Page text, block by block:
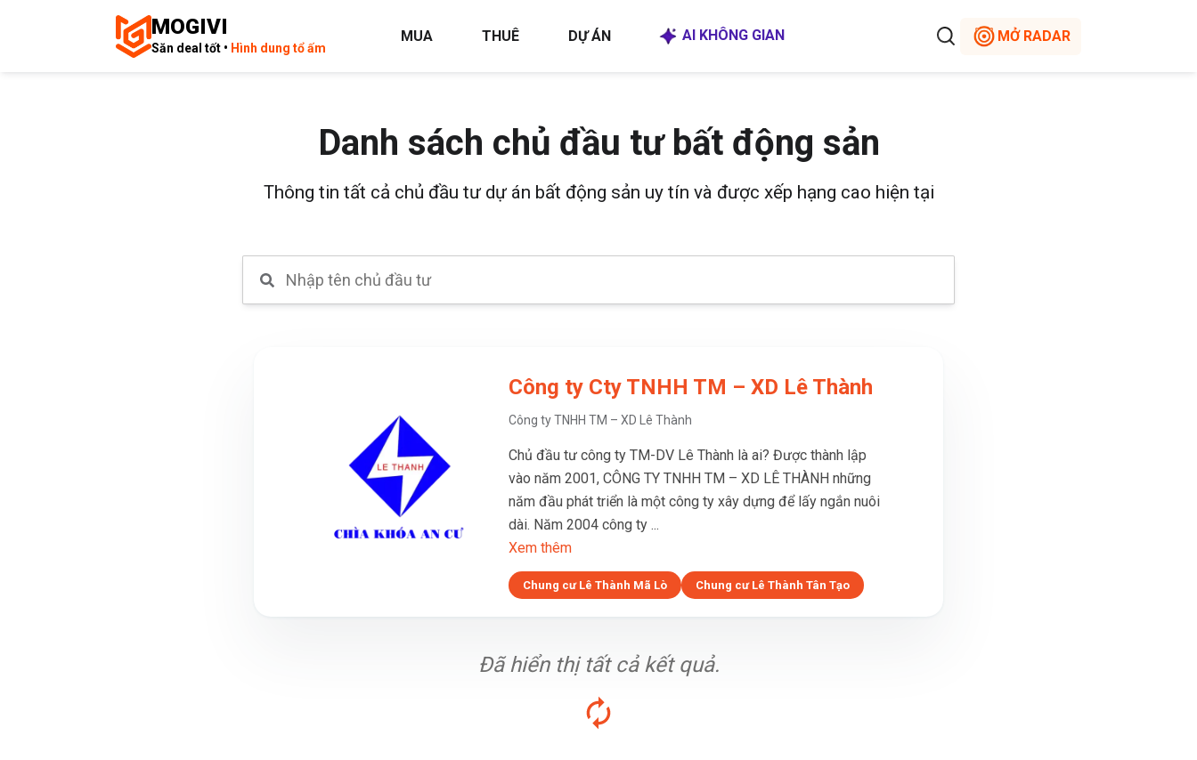
MOGIVI
Săn deal tốt • Hình dung tổ ấm
MUA THUÊ DỰ ÁN AI KHÔNG GIAN MỞ RADAR
Danh sách chủ đầu tư bất động sản
Thông tin tất cả chủ đầu tư dự án bất động sản uy tín và được xếp hạng cao hiện tại
Công ty Cty TNHH TM – XD Lê Thành
Công ty TNHH TM – XD Lê Thành
Chủ đầu tư công ty TM-DV Lê Thành là ai? Được thành lập
vào năm 2001, CÔNG TY TNHH TM – XD LÊ THÀNH những
năm đầu phát triển là một công ty xây dựng để lấy ngắn nuôi
dài. Năm 2004 công ty ...
Xem thêm
Chung cư Lê Thành Mã Lò Chung cư Lê Thành Tân Tạo
Đã hiển thị tất cả kết quả.